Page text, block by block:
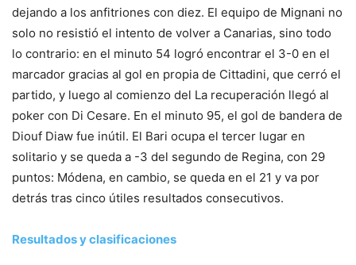
dejando a los anfitriones con diez. El equipo de Mignani no
solo no resistió el intento de volver a Canarias, sino todo
lo contrario: en el minuto 54 logró encontrar el 3-0 en el
marcador gracias al gol en propia de Cittadini, que cerró el
partido, y luego al comienzo del La recuperación llegó al
poker con Di Cesare. En el minuto 95, el gol de bandera de
Diouf Diaw fue inútil. El Bari ocupa el tercer lugar en
solitario y se queda a -3 del segundo de Regina, con 29
puntos: Módena, en cambio, se queda en el 21 y va por
detrás tras cinco útiles resultados consecutivos.
Resultados y clasificaciones